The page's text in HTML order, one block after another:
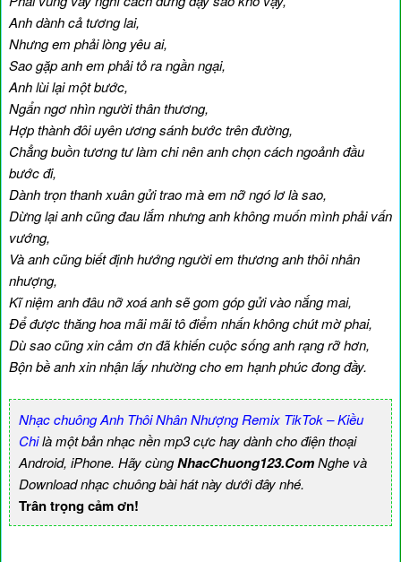
Anh dành cả tương lai,
Nhưng em phải lòng yêu ai,
Sao gặp anh em phải tỏ ra ngần ngại,
Anh lùi lại một bước,
Ngẩn ngơ nhìn người thân thương,
Hợp thành đôi uyên ương sánh bước trên đường,
Chẳng buồn tương tư làm chi nên anh chọn cách ngoảnh đầu
bước đi,
Dành trọn thanh xuân gửi trao mà em nỡ ngó lơ là sao,
Dừng lại anh cũng đau lắm nhưng anh không muốn mình phải vấn
vướng,
Và anh cũng biết định hướng người em thương anh thôi nhân
nhượng,
Kĩ niệm anh đâu nỡ xoá anh sẽ gom góp gửi vào nắng mai,
Để được thăng hoa mãi mãi tô điểm nhấn không chút mờ phai,
Dù sao cũng xin cảm ơn đã khiến cuộc sống anh rạng rỡ hơn,
Bộn bề anh xin nhận lấy nhường cho em hạnh phúc đong đầy.
Nhạc chuông Anh Thôi Nhân Nhượng Remix TikTok – Kiều
Chilà một bản nhạc nền mp3 cực hay dành cho điện thoại
Android, iPhone. Hãy cùngNhacChuong123.ComNghe và
Download nhạc chuông bài hát này dưới đây nhé.
Trân trọng cảm ơn!